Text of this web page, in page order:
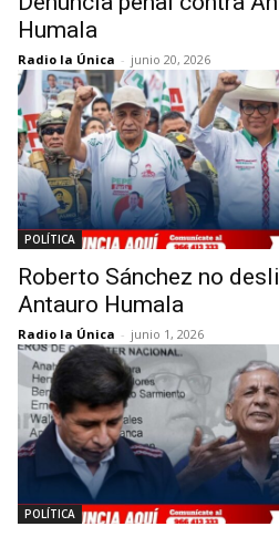
Humala
Radio la Única - junio 20, 2026
POLÍTICA
Roberto Sánchez no
Antauro Humala
Radio la Única - junio 1, 2026
POLÍTICA